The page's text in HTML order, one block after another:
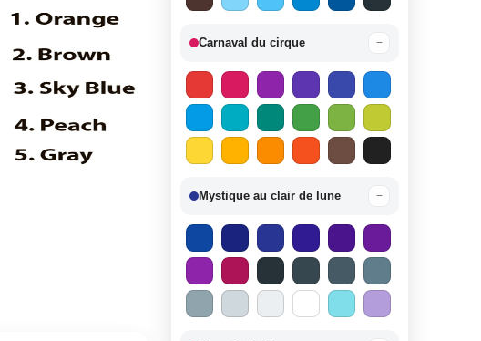
Carnaval du cirque −
Mystique au clair de lune −